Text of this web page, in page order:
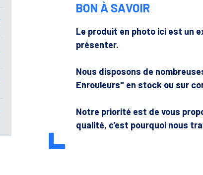
BON À SAVOIR
Le produit en photo ici est un
présenter.
Nous disposons de
Enrouleurs" en stock ou sur
Notre priorité est de vous
qualité, c’est pourquoi nous